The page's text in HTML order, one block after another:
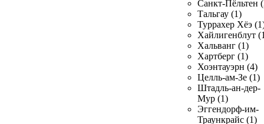
Санкт-Пёльтен
Тальгау (1)
Туррахер Хёэ
Хайлигенблут
Хальванг (1)
Хартберг (1)
Хоэнтауэрн (4)
Целль-ам-Зе (1)
Штадль-ан-дер-
Мур (1)
Эггендорф-им-
Траункрайс (1)